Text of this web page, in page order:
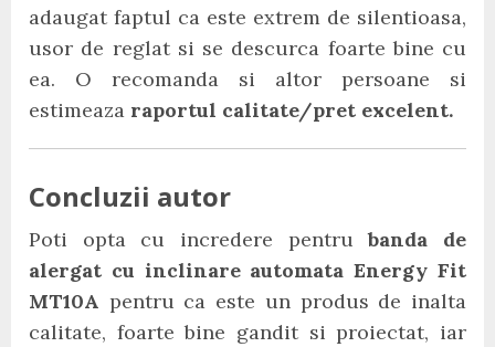
adaugat faptul ca este extrem de silentioasa,
usor de reglat si se descurca foarte bine cu
ea. O recomanda si altor persoane si
estimeaza raportul calitate/pret excelent.
Concluzii autor
Poti opta cu incredere pentrubanda de
alergat cu inclinare automata Energy Fit
MT10A pentru ca este un produs de inalta
calitate, foarte bine gandit si proiectat, iar